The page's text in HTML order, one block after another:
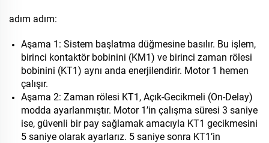
adım adım:
Aşama 1: Sistem başlatma düğmesine basılır. Bu işlem,
birinci kontaktör bobinini (KM1) ve birinci zaman rölesi
bobinini (KT1) aynı anda enerjilendirir. Motor 1 hemen
çalışır.
Aşama 2: Zaman rölesi KT1, Açık-Gecikmeli (On-Delay)
modda ayarlanmıştır. Motor 1’in çalışma süresi 3 saniye
ise, güvenli bir pay sağlamak amacıyla KT1 gecikmesini
5 saniye olarak ayarlarız. 5 saniye sonra KT1’in